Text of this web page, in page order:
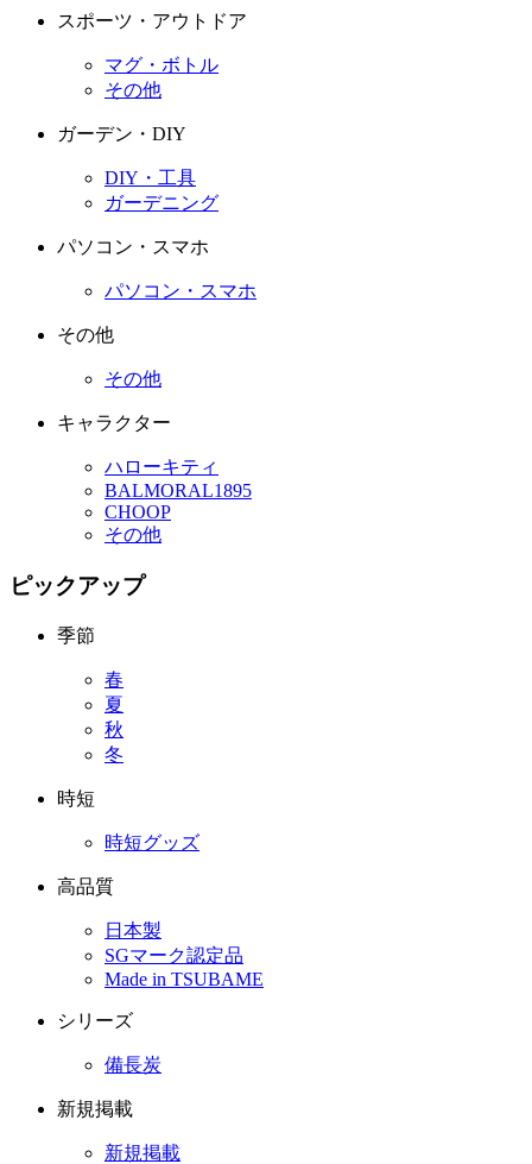
スポーツ・アウトドア
マグ・ボトル
その他
ガーデン・DIY
DIY・工具
ガーデニング
パソコン・スマホ
パソコン・スマホ
その他
その他
キャラクター
ハローキティ
BALMORAL1895
CHOOP
その他
ピックアップ
季節
春
夏
秋
冬
時短
時短グッズ
高品質
日本製
SGマーク認定品
Made in TSUBAME
シリーズ
備長炭
新規掲載
新規掲載